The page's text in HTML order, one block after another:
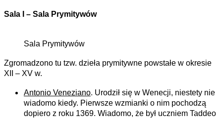
Sala I – Sala Prymitywów
Sala Prymitywów
Zgromadzono tu tzw. dzieła prymitywne powstałe w okresie
XII – XV w.
Antonio Veneziano. Urodził się w Wenecji, niestety nie
wiadomo kiedy. Pierwsze wzmianki o nim pochodzą
dopiero z roku 1369. Wiadomo, że był uczniem Taddeo